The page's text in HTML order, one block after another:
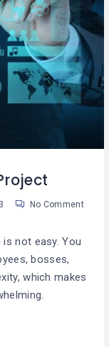
No Comment
not easy. You
bosses,
which makes